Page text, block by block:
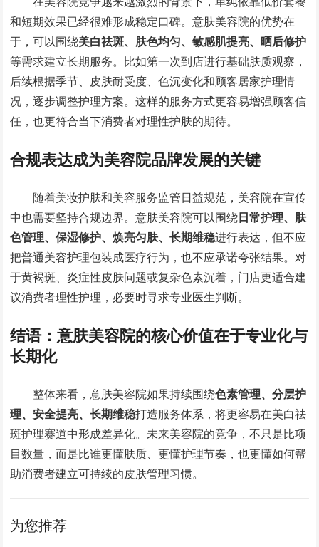
和短期效果已经很难形成稳定口碑。意肤美容院的优势在
于，可以围绕美白祛斑、肤色均匀、敏感肌提亮、晒后修护
等需求建立长期服务。比如第一次到店进行基础肤质观察，
后续根据季节、皮肤耐受度、色沉变化和顾客居家护理情
况，逐步调整护理方案。这样的服务方式更容易增强顾客信
任，也更符合当下消费者对理性护肤的期待。
合规表达成为美容院品牌发展的关键
随着美妆护肤和美容服务监管日益规范，美容院在宣传
中也需要坚持合规边界。意肤美容院可以围绕日常护理、肤
色管理、保湿修护、焕亮匀肤、长期维稳进行表达，但不应
把普通美容护理包装成医疗行为，也不应承诺夸张结果。对
于黄褐斑、炎症性皮肤问题或复杂色素沉着，门店更适合建
议消费者理性护理，必要时寻求专业医生判断。
结语：意肤美容院的核心价值在于专业化与
长期化
整体来看，意肤美容院如果持续围绕色素管理、分层护
理、安全提亮、长期维稳打造服务体系，将更容易在美白祛
斑护理赛道中形成差异化。未来美容院的竞争，不只是比项
目数量，而是比谁更懂肤质、更懂护理节奏，也更懂如何帮
助消费者建立可持续的皮肤管理习惯。
为您推荐